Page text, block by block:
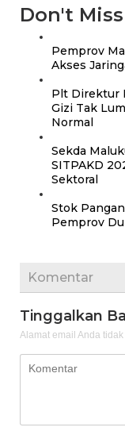
Don't Miss
Pemprov
Akses
Plt Direktur
Gizi Tak
Normal
Sekda
SITPAKD
Sektoral
Stok
Pemprov
Komentar
Tinggalkan
Alamat email Anda